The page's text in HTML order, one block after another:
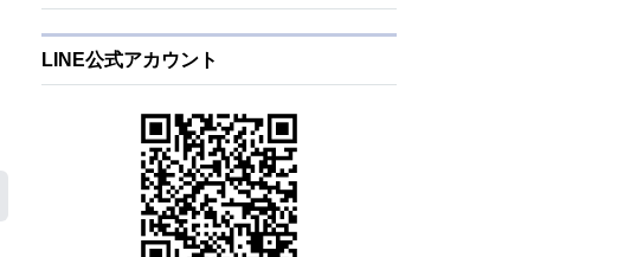
LINE公式アカウント